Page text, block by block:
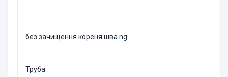
без зачищення кореня шва ng
Труба